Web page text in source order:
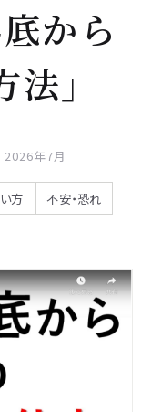
から
」
年7月
方 不安・恐れ